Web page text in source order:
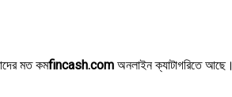
মত কমfincash.comঅনলাইন ক্যাটাগরিতে আছে।